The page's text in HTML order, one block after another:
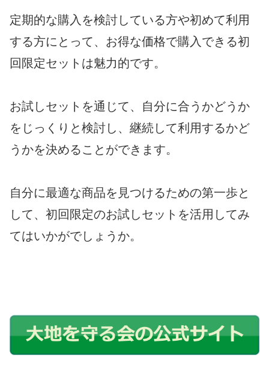
定期的な購入を検討している方や初めて利用
する方にとって、お得な価格で購入できる初
回限定セットは魅力的です。
お試しセットを通じて、自分に合うかどうか
をじっくりと検討し、継続して利用するかど
うかを決めることができます。
自分に最適な商品を見つけるための第一歩と
して、初回限定のお試しセットを活用してみ
てはいかがでしょうか。